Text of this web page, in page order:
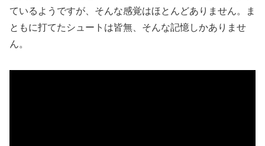
ているようですが、そんな感覚はほとんどありません。ま
ともに打てたシュートは皆無、そんな記憶しかありませ
ん。